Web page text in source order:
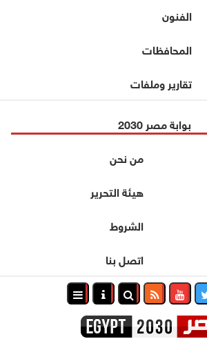
الفنون
المحافظات
تقارير وملفات
بوابة مصر 2030
من نحن
هيئة التحرير
الشروط
اتصل بنا